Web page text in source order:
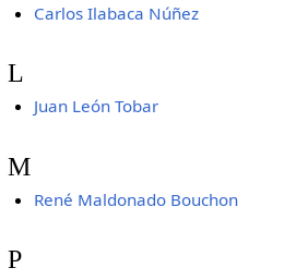
Carlos Ilabaca Núñez
L
Juan León Tobar
M
René Maldonado Bouchon
P